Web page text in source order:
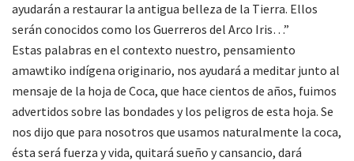
ayudarán a restaurar la antigua belleza de la Tierra. Ellos
serán conocidos como los Guerreros del Arco Iris…”
Estas palabras en el contexto nuestro, pensamiento
amawtiko indígena originario, nos ayudará a meditar junto al
mensaje de la hoja de Coca, que hace cientos de años, fuimos
advertidos sobre las bondades y los peligros de esta hoja. Se
nos dijo que para nosotros que usamos naturalmente la coca,
ésta será fuerza y vida, quitará sueño y cansancio, dará